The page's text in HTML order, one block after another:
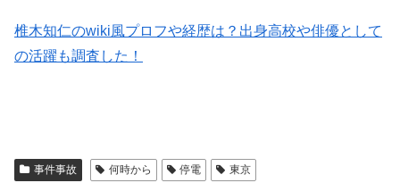
椎木知仁のwiki風プロフや経歴は？出身高校や俳優として
の活躍も調査した！
事件事故 何時から 停電 東京